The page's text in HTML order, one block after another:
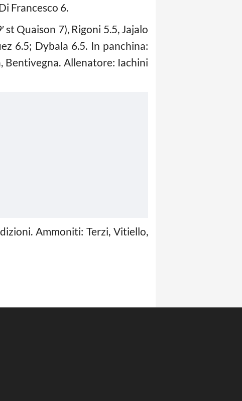
Francesco 6.
st Quaison 7), Rigoni 5.5, Jajalo
6.5; Dybala 6.5. In panchina:
Bentivegna. Allenatore: Iachini
Ammoniti: Terzi, Vitiello,